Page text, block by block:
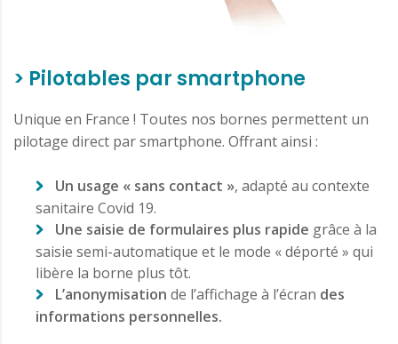
> Pilotables par smartphone
Unique en France ! Toutes nos bornes permettent un
pilotage direct par smartphone. Offrant ainsi :
Un usage « sans contact », adapté au contexte
sanitaire Covid 19.
Une saisie de formulaires plus rapide grâce à la
saisie semi-automatique et le mode « déporté » qui
libère la borne plus tôt.
L’anonymisation de l’affichage à l’écran des
informations personnelles.